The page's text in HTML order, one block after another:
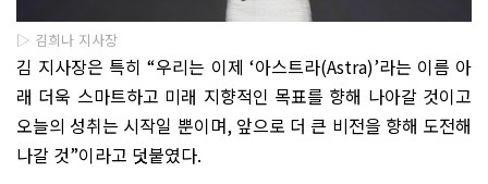
▷ 김희나 지사장
김 지사장은 특히“우리는 이제 ‘아스트라(Astra)’라는 이름 아
래 더욱 스마트하고 미래 지향적인 목표를 향해 나아갈 것이고
오늘의 성취는 시작일 뿐이며, 앞으로 더 큰 비전을 향해 도전해
나갈 것”이라고 덧붙였다.